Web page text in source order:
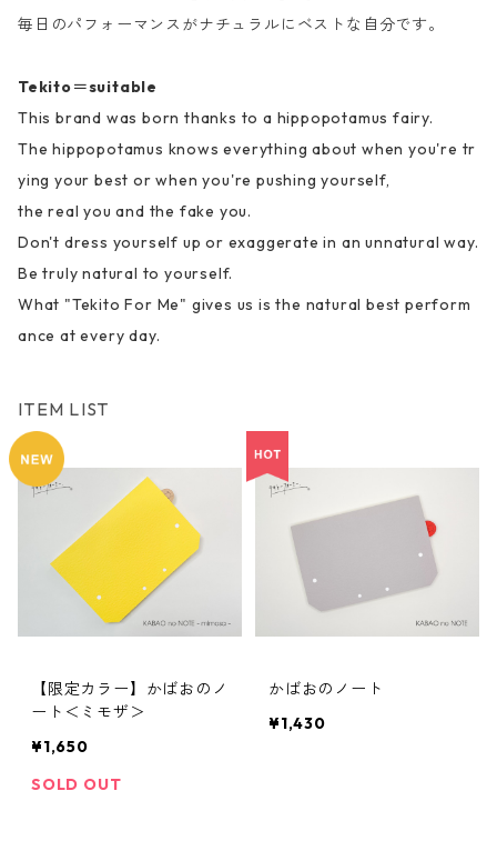
毎日のパフォーマンスがナチュラルにベストな自分です。
Tekito＝suitable
This brand was born thanks to a hippopotamus fairy.
The hippopotamus knows everything about when you're tr
ying your best or when you're pushing yourself,
the real you and the fake you.
Don't dress yourself up or exaggerate in an unnatural way.
Be truly natural to yourself.
What "Tekito For Me" gives us is the natural best perform
ance at every day.
ITEM LIST
【限定カラー】かばおのノ
ート＜ミモザ＞
¥1,650
SOLD OUT
かばおのノート
¥1,430